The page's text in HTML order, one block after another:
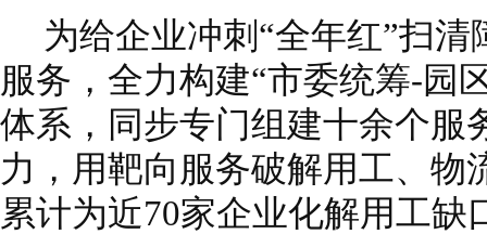
为给企业冲刺“全年红”扫
服务，全力构建“市委统筹-园
体系，同步专门组建十余个服
力，用靶向服务破解用工、物
累计为近70家企业化解用工缺